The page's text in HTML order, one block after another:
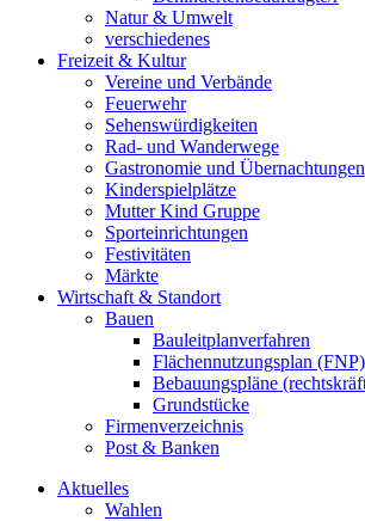
Natur & Umwelt
verschiedenes
Freizeit & Kultur
Vereine und Verbände
Feuerwehr
Sehenswürdigkeiten
Rad- und Wanderwege
Gastronomie und Übernachtungen
Kinderspielplätze
Mutter Kind Gruppe
Sporteinrichtungen
Festivitäten
Märkte
Wirtschaft & Standort
Bauen
Bauleitplanverfahren
Flächennutzungsplan (FNP)
Bebauungspläne
Grundstücke
Firmenverzeichnis
Post & Banken
Aktuelles
Wahlen